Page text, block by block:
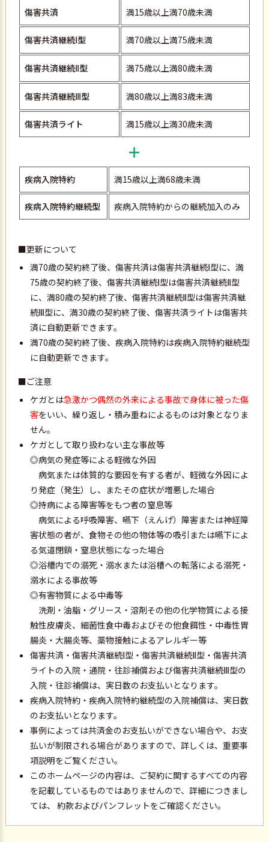
傷害共済 満15歳以上満70歳未満
傷害共済継続Ⅰ型 満70歳以上満75歳未満
傷害共済継続Ⅱ型 満75歳以上満80歳未満
傷害共済継続Ⅲ型 満80歳以上満83歳未満
傷害共済ライト 満15歳以上満30歳未満
＋
疾病入院特約 満15歳以上満68歳未満
疾病入院特約継続型 疾病入院特約からの継続加入のみ
■更新について
満70歳の契約終了後、傷害共済は傷害共済継続Ⅰ型に、満
75歳の契約終了後、傷害共済継続Ⅰ型は傷害共済継続Ⅱ型
に、満80歳の契約終了後、傷害共済継続Ⅱ型は傷害共済継
続Ⅲ型に、満30歳の契約終了後、傷害共済ライトは傷害共
済に自動更新できます。
満70歳の契約終了後、疾病入院特約は疾病入院特約継続型
に自動更新できます。
■ご注意
ケガとは急激かつ偶然の外来による事故で身体に被った傷
害をいい、繰り返し・積み重ねによるものは対象となりま
せん。
ケガとして取り扱わない主な事故等
◎病気の発症等による軽微な外因
病気または体質的な要因を有する者が、軽微な外因によ
り発症（発生）し、またその症状が増悪した場合
◎持病による障害等をもつ者の窒息等
病気による呼吸障害、嚥下（えんげ）障害または神経障
害状態の者が、食物その他の物体等の吸引または嚥下によ
る気道閉鎖・窒息状態になった場合
◎浴槽内での溺死・溺水または浴槽への転落による溺死・
溺水による事故等
◎有害物質による中毒等
洗剤・油脂・グリース・溶剤その他の化学物質による接
触性皮膚炎、細菌性食中毒およびその他食餌性・中毒性胃
腸炎・大腸炎等、薬物接触によるアレルギー等
傷害共済・傷害共済継続Ⅰ型・傷害共済継続Ⅱ型・傷害共済
ライトの入院・通院・往診補償および傷害共済継続Ⅲ型の
入院・往診補償は、実日数のお支払いとなります。
疾病入院特約・疾病入院特約継続型の入院補償は、実日数
のお支払いとなります。
事例によっては共済金のお支払いができない場合や、お支
払いが制限される場合がありますので、詳しくは、重要事
項説明をご覧ください。
このホームページの内容は、ご契約に関するすべての内容
を記載しているものではありませんので、詳細につきまし
ては、 約款およびパンフレットをご確認ください。